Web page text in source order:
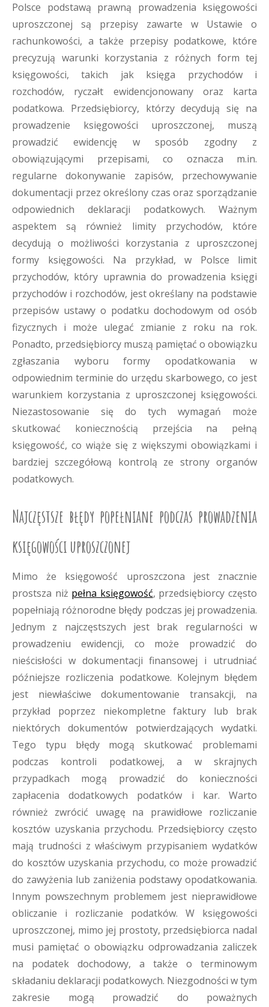
Polsce podstawą prawną prowadzenia księgowości
uproszczonej są przepisy zawarte w Ustawie o
rachunkowości, a także przepisy podatkowe, które
precyzują warunki korzystania z różnych form tej
księgowości, takich jak księga przychodów i
rozchodów, ryczałt ewidencjonowany oraz karta
podatkowa. Przedsiębiorcy, którzy decydują się na
prowadzenie księgowości uproszczonej, muszą
prowadzić ewidencję w sposób zgodny z
obowiązującymi przepisami, co oznacza m.in.
regularne dokonywanie zapisów, przechowywanie
dokumentacji przez określony czas oraz sporządzanie
odpowiednich deklaracji podatkowych. Ważnym
aspektem są również limity przychodów, które
decydują o możliwości korzystania z uproszczonej
formy księgowości. Na przykład, w Polsce limit
przychodów, który uprawnia do prowadzenia księgi
przychodów i rozchodów, jest określany na podstawie
przepisów ustawy o podatku dochodowym od osób
fizycznych i może ulegać zmianie z roku na rok.
Ponadto, przedsiębiorcy muszą pamiętać o obowiązku
zgłaszania wyboru formy opodatkowania w
odpowiednim terminie do urzędu skarbowego, co jest
warunkiem korzystania z uproszczonej księgowości.
Niezastosowanie się do tych wymagań może
skutkować koniecznością przejścia na pełną
księgowość, co wiąże się z większymi obowiązkami i
bardziej szczegółową kontrolą ze strony organów
podatkowych.
Najczęstsze błędy popełniane podczas prowadzenia
księgowości uproszczonej
Mimo że księgowość uproszczona jest znacznie
prostsza niż pełna księgowość, przedsiębiorcy często
popełniają różnorodne błędy podczas jej prowadzenia.
Jednym z najczęstszych jest brak regularności w
prowadzeniu ewidencji, co może prowadzić do
nieścisłości w dokumentacji finansowej i utrudniać
późniejsze rozliczenia podatkowe. Kolejnym błędem
jest niewłaściwe dokumentowanie transakcji, na
przykład poprzez niekompletne faktury lub brak
niektórych dokumentów potwierdzających wydatki.
Tego typu błędy mogą skutkować problemami
podczas kontroli podatkowej, a w skrajnych
przypadkach mogą prowadzić do konieczności
zapłacenia dodatkowych podatków i kar. Warto
również zwrócić uwagę na prawidłowe rozliczanie
kosztów uzyskania przychodu. Przedsiębiorcy często
mają trudności z właściwym przypisaniem wydatków
do kosztów uzyskania przychodu, co może prowadzić
do zawyżenia lub zaniżenia podstawy opodatkowania.
Innym powszechnym problemem jest nieprawidłowe
obliczanie i rozliczanie podatków. W księgowości
uproszczonej, mimo jej prostoty, przedsiębiorca nadal
musi pamiętać o obowiązku odprowadzania zaliczek
na podatek dochodowy, a także o terminowym
składaniu deklaracji podatkowych. Niezgodności w tym
zakresie mogą prowadzić do poważnych